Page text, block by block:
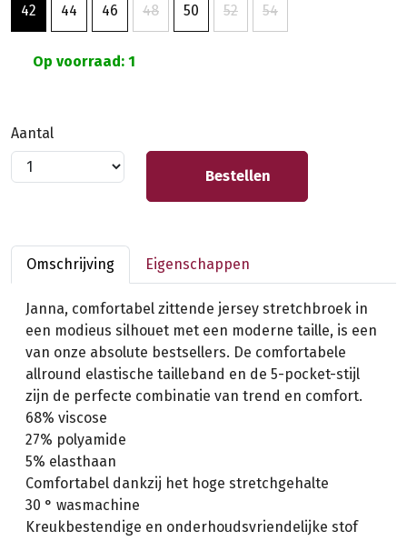
42 44 46 48 50 52 54
Op voorraad: 1
Aantal
Bestellen
Omschrijving Eigenschappen
Janna, comfortabel zittende jersey stretchbroek in
een modieus silhouet met een moderne taille, is een
van onze absolute bestsellers. De comfortabele
allround elastische tailleband en de 5-pocket-stijl
zijn de perfecte combinatie van trend en comfort.
68% viscose
27% polyamide
5% elasthaan
Comfortabel dankzij het hoge stretchgehalte
30 ° wasmachine
Kreukbestendige en onderhoudsvriendelijke stof